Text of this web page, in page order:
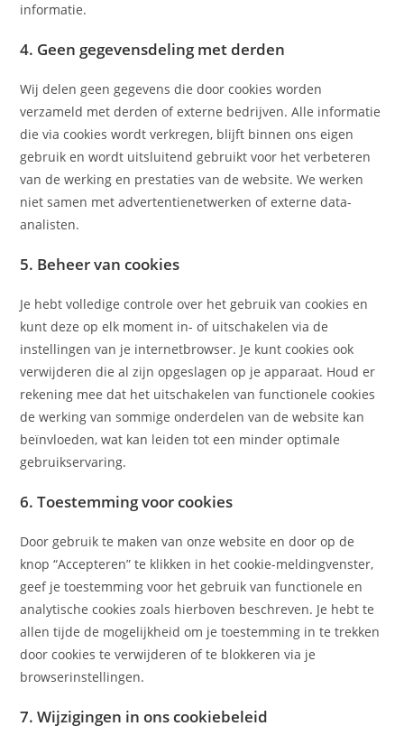
informatie.
4. Geen gegevensdeling met derden
Wij delen geen gegevens die door cookies worden
verzameld met derden of externe bedrijven. Alle informatie
die via cookies wordt verkregen, blijft binnen ons eigen
gebruik en wordt uitsluitend gebruikt voor het verbeteren
van de werking en prestaties van de website. We werken
niet samen met advertentienetwerken of externe data-
analisten.
5. Beheer van cookies
Je hebt volledige controle over het gebruik van cookies en
kunt deze op elk moment in- of uitschakelen via de
instellingen van je internetbrowser. Je kunt cookies ook
verwijderen die al zijn opgeslagen op je apparaat. Houd er
rekening mee dat het uitschakelen van functionele cookies
de werking van sommige onderdelen van de website kan
beïnvloeden, wat kan leiden tot een minder optimale
gebruikservaring.
6. Toestemming voor cookies
Door gebruik te maken van onze website en door op de
knop “Accepteren” te klikken in het cookie-meldingvenster,
geef je toestemming voor het gebruik van functionele en
analytische cookies zoals hierboven beschreven. Je hebt te
allen tijde de mogelijkheid om je toestemming in te trekken
door cookies te verwijderen of te blokkeren via je
browserinstellingen.
7. Wijzigingen in ons cookiebeleid